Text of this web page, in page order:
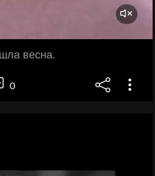
весна.
0